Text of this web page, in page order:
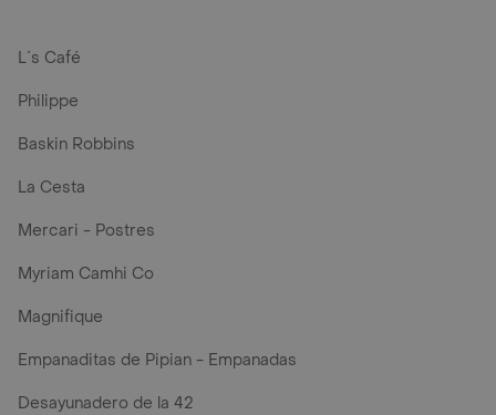
L´s Café
Philippe
Baskin Robbins
La Cesta
Mercari - Postres
Myriam Camhi Co
Magnifique
Empanaditas de Pipian - Empanadas
Desayunadero de la 42